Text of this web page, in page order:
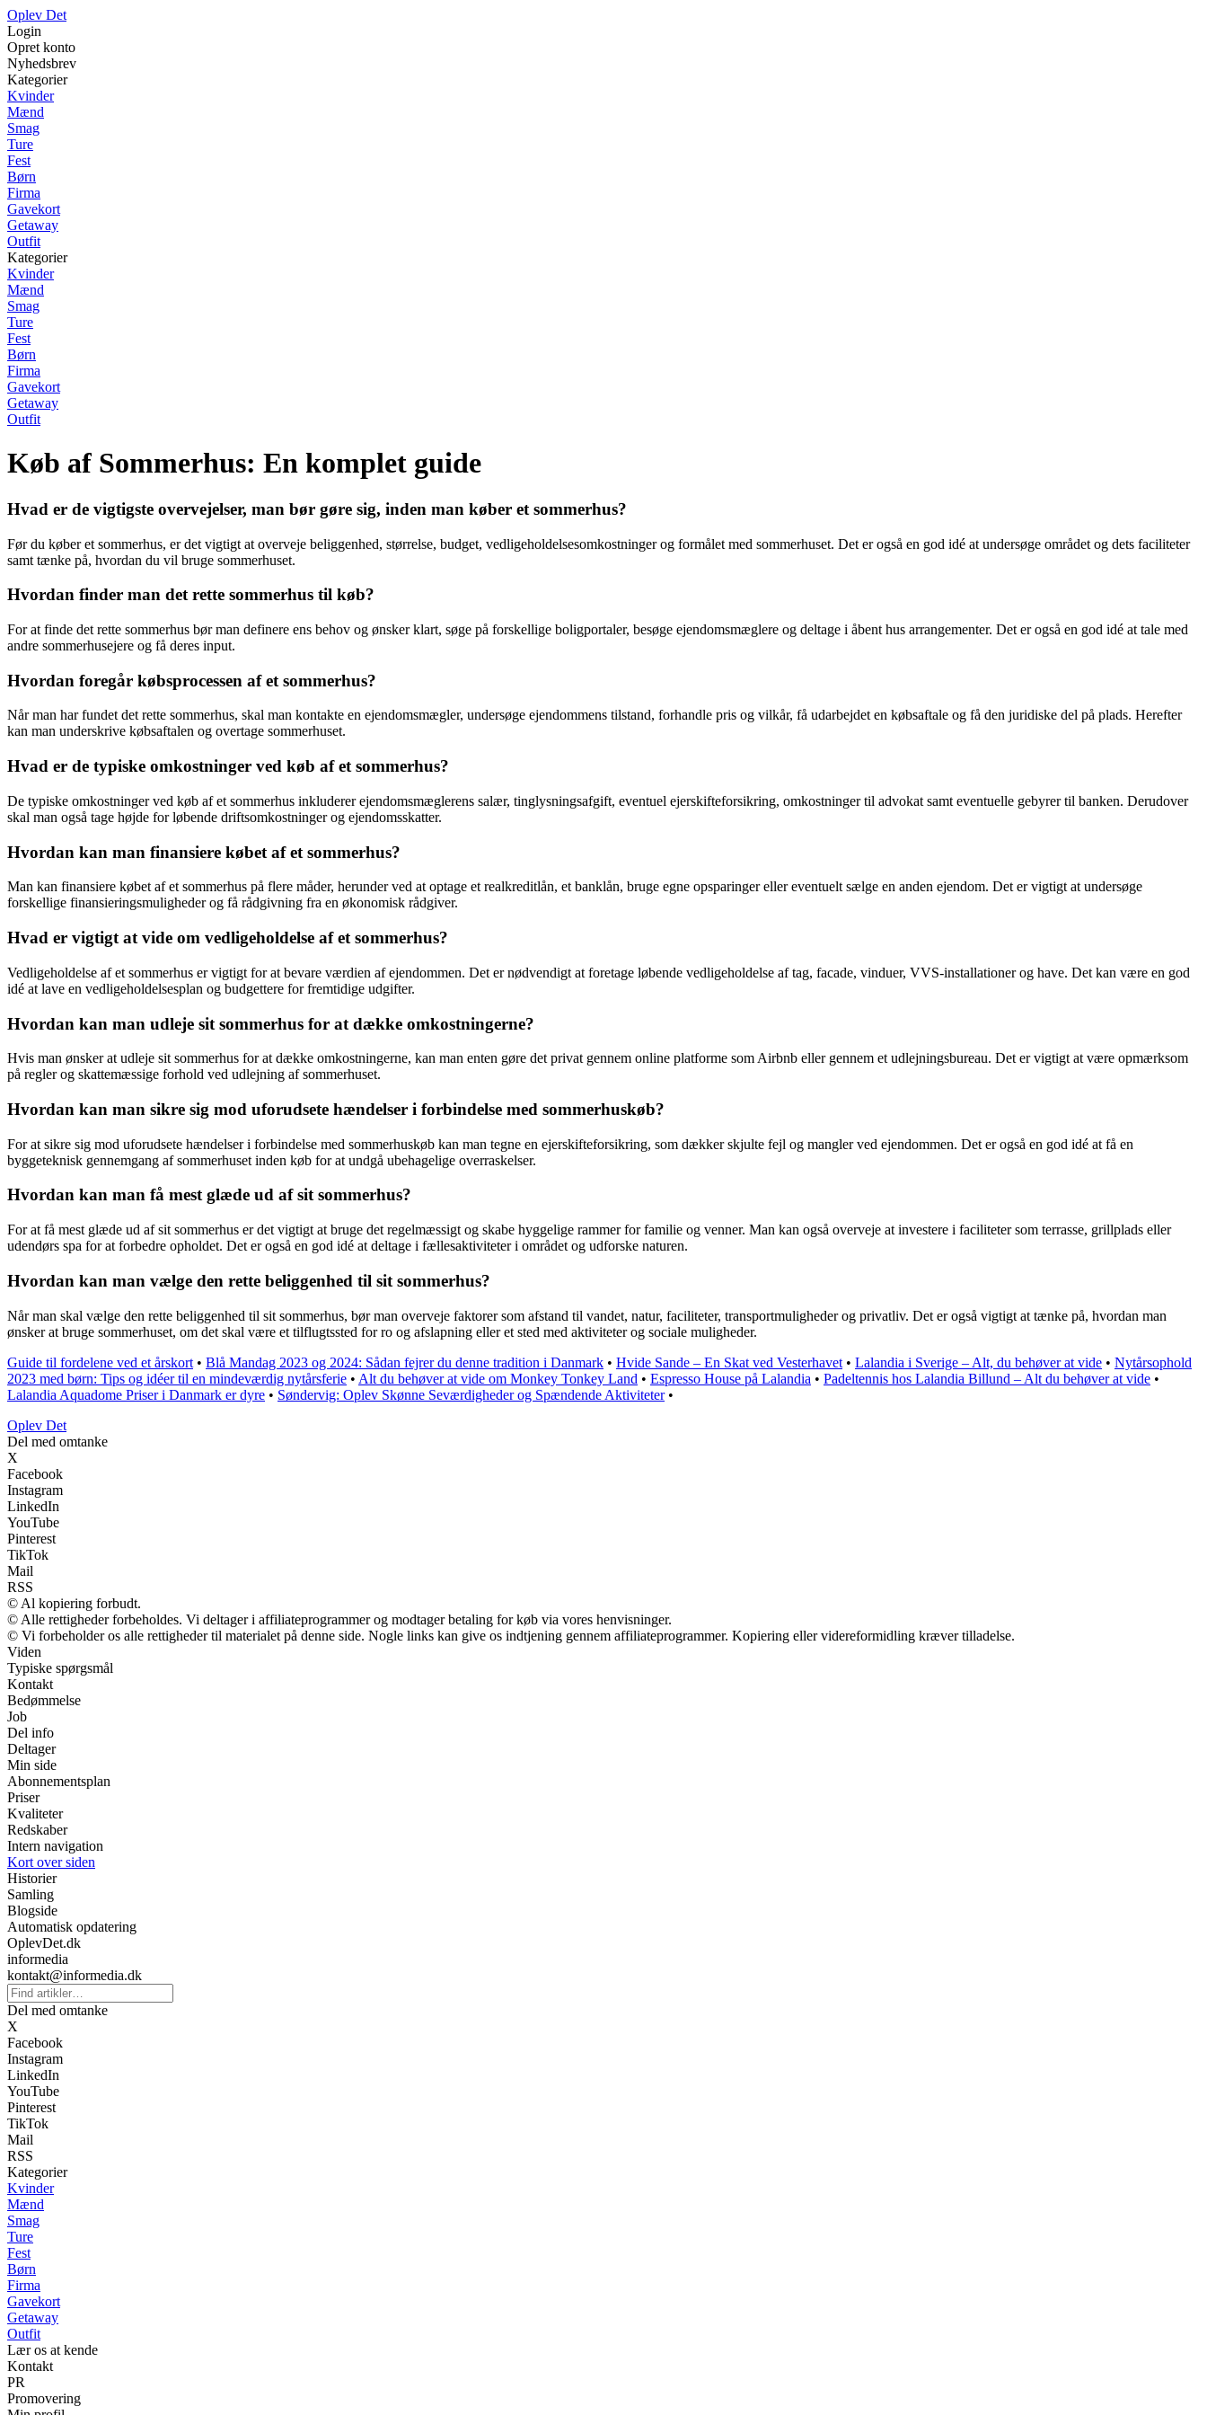
Oplev Det
Login
Opret konto
Nyhedsbrev
Kategorier
Kvinder
Mænd
Smag
Ture
Fest
Børn
Firma
Gavekort
Getaway
Outfit
Kategorier
Kvinder
Mænd
Smag
Ture
Fest
Børn
Firma
Gavekort
Getaway
Outfit
Køb af Sommerhus: En komplet guide
Hvad er de vigtigste overvejelser, man bør gøre sig, inden man køber et sommerhus?
Før du køber et sommerhus, er det vigtigt at overveje beliggenhed, størrelse, budget, vedligeholdelsesomkostninger og formålet med sommerhuset. Det er også en god idé at undersøge området og dets faciliteter
samt tænke på, hvordan du vil bruge sommerhuset.
Hvordan finder man det rette sommerhus til køb?
For at finde det rette sommerhus bør man definere ens behov og ønsker klart, søge på forskellige boligportaler, besøge ejendomsmæglere og deltage i åbent hus arrangementer. Det er også en god idé at tale med
andre sommerhusejere og få deres input.
Hvordan foregår købsprocessen af et sommerhus?
Når man har fundet det rette sommerhus, skal man kontakte en ejendomsmægler, undersøge ejendommens tilstand, forhandle pris og vilkår, få udarbejdet en købsaftale og få den juridiske del på plads. Herefter
kan man underskrive købsaftalen og overtage sommerhuset.
Hvad er de typiske omkostninger ved køb af et sommerhus?
De typiske omkostninger ved køb af et sommerhus inkluderer ejendomsmæglerens salær, tinglysningsafgift, eventuel ejerskifteforsikring, omkostninger til advokat samt eventuelle gebyrer til banken. Derudover
skal man også tage højde for løbende driftsomkostninger og ejendomsskatter.
Hvordan kan man finansiere købet af et sommerhus?
Man kan finansiere købet af et sommerhus på flere måder, herunder ved at optage et realkreditlån, et banklån, bruge egne opsparinger eller eventuelt sælge en anden ejendom. Det er vigtigt at undersøge
forskellige finansieringsmuligheder og få rådgivning fra en økonomisk rådgiver.
Hvad er vigtigt at vide om vedligeholdelse af et sommerhus?
Vedligeholdelse af et sommerhus er vigtigt for at bevare værdien af ejendommen. Det er nødvendigt at foretage løbende vedligeholdelse af tag, facade, vinduer, VVS-installationer og have. Det kan være en god
idé at lave en vedligeholdelsesplan og budgettere for fremtidige udgifter.
Hvordan kan man udleje sit sommerhus for at dække omkostningerne?
Hvis man ønsker at udleje sit sommerhus for at dække omkostningerne, kan man enten gøre det privat gennem online platforme som Airbnb eller gennem et udlejningsbureau. Det er vigtigt at være opmærksom
på regler og skattemæssige forhold ved udlejning af sommerhuset.
Hvordan kan man sikre sig mod uforudsete hændelser i forbindelse med sommerhuskøb?
For at sikre sig mod uforudsete hændelser i forbindelse med sommerhuskøb kan man tegne en ejerskifteforsikring, som dækker skjulte fejl og mangler ved ejendommen. Det er også en god idé at få en
byggeteknisk gennemgang af sommerhuset inden køb for at undgå ubehagelige overraskelser.
Hvordan kan man få mest glæde ud af sit sommerhus?
For at få mest glæde ud af sit sommerhus er det vigtigt at bruge det regelmæssigt og skabe hyggelige rammer for familie og venner. Man kan også overveje at investere i faciliteter som terrasse, grillplads eller
udendørs spa for at forbedre opholdet. Det er også en god idé at deltage i fællesaktiviteter i området og udforske naturen.
Hvordan kan man vælge den rette beliggenhed til sit sommerhus?
Når man skal vælge den rette beliggenhed til sit sommerhus, bør man overveje faktorer som afstand til vandet, natur, faciliteter, transportmuligheder og privatliv. Det er også vigtigt at tænke på, hvordan man
ønsker at bruge sommerhuset, om det skal være et tilflugtssted for ro og afslapning eller et sted med aktiviteter og sociale muligheder.
Guide til fordelene ved et årskort • Blå Mandag 2023 og 2024: Sådan fejrer du denne tradition i Danmark • Hvide Sande – En Skat ved Vesterhavet • Lalandia i Sverige – Alt, du behøver at vide • Nytårsophold
2023 med børn: Tips og idéer til en mindeværdig nytårsferie • Alt du behøver at vide om Monkey Tonkey Land • Espresso House på Lalandia • Padeltennis hos Lalandia Billund – Alt du behøver at vide •
Lalandia Aquadome Priser i Danmark er dyre • Søndervig: Oplev Skønne Seværdigheder og Spændende Aktiviteter•
Oplev Det
Del med omtanke
X
Facebook
Instagram
LinkedIn
YouTube
Pinterest
TikTok
Mail
RSS
© Al kopiering forbudt.
© Alle rettigheder forbeholdes. Vi deltager i affiliateprogrammer og modtager betaling for køb via vores henvisninger.
© Vi forbeholder os alle rettigheder til materialet på denne side. Nogle links kan give os indtjening gennem affiliateprogrammer. Kopiering eller videreformidling kræver tilladelse.
Viden
Typiske spørgsmål
Kontakt
Bedømmelse
Job
Del info
Deltager
Min side
Abonnementsplan
Priser
Kvaliteter
Redskaber
Intern navigation
Kort over siden
Historier
Samling
Blogside
Automatisk opdatering
OplevDet.dk
informedia
kontakt@informedia.dk
Del med omtanke
X
Facebook
Instagram
LinkedIn
YouTube
Pinterest
TikTok
Mail
RSS
Kategorier
Kvinder
Mænd
Smag
Ture
Fest
Børn
Firma
Gavekort
Getaway
Outfit
Lær os at kende
Kontakt
PR
Promovering